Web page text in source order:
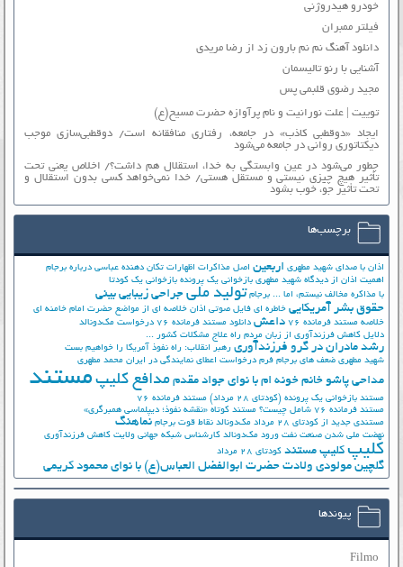
خودرو هیدروژنی
فیلتر ممبران
دانلود آهنگ نم نم بارون زد از رضا مریدی
آشنایی با رنو تالیسمان
مجید رضوی قلبمی پس
توییت | علت نورانیت و نام پرآوازه حضرت مسیح(ع)
ایجاد «دوقطبی کاذب» در جامعه، رفتاری منافقانه است/ دوقطبی‌سازی موجب
دیکتاتوری روانی در جامعه می‌شود
چطور می‌شود در عین وابستگی به خدا، استقلال هم داشت؟/ اخلاص یعنی تحت
تأثیر هیچ چیزی نیستی و مستقل هستی/ خدا نمی‌خواهد کسی بدون استقلال و
تحت تأثیر جوّ، خوب بشود
برچسب‌ها
اذان با صدای شهید مطهری اربعین اصل مذاکرات اظهارات تکان دهنده عباسی درباره برجام
اهمیت اذان از دیدگاه شهید مطهری بازخوانی یک پرونده بازخوانی یک کودتا
با مذاکره مخالف نیستم، اما ... برجام تولید ملی جراحی زیبایی بینی
حقوق بشر آمریکایی خاطره ای فایل صوتی اذان خلاصه ای از مواضع حضرت امام خامنه ای
خلاصه مستند فرمانده 76
داعش دانلود مستند فرمانده 76
درخواست مک‌دونالد
دلایل کاهش فرزندآوری از زبان مردم راه علاج مشکلات کشور ...
رشد مادران در گرو فرزندآوری رهبر انقلاب: راه نفوذ آمریکا را خواهیم بست
شهید مطهری ضعف های برجام فرم درخواست اعطای نمایندگی در ایران محمد مطهری
مداحی پاشو خانم خونه ام با نوای جواد مقدم مدافع کلیپ مستند
مستند بازخوانی یک پرونده (کودتای 28 مرداد)
مستند فرمانده 76
مستند فرمانده 76 شامل چیست؟
مستند کوتاه «نقشه نفوذ؛ دیپلماسی همبرگری»
مستندی جدید از کودتای 28 مرداد
مک‌دونالد نقاط قوت برجام نماهنگ
نهضت ملي شدن صنعت نفت ورود مک‌دونالد کارشناس شبکه جهانی ولایت کاهش فرزندآوری
کلیپ کلیپ مستند کودتای 28 مرداد
گلچین مولودی ولادت حضرت ابوالفضل العباس(ع) با نوای محمود کریمی
پیوندها
Filmo